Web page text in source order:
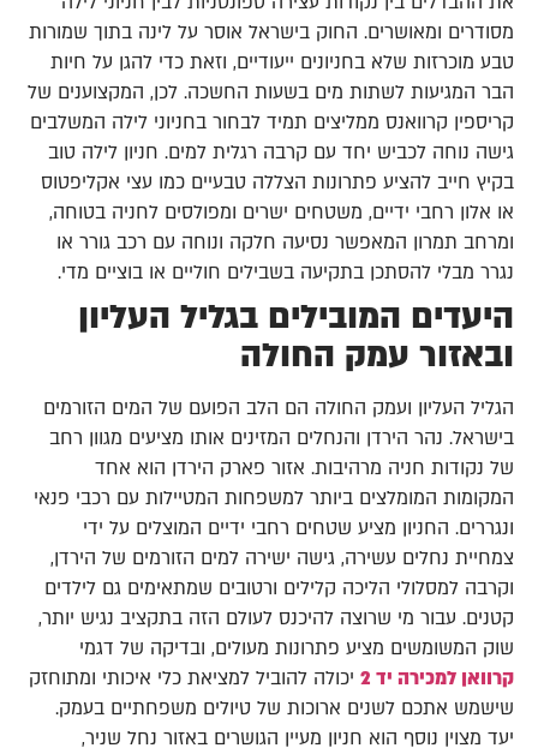
מסודרים ומאושרים. החוק בישראל אוסר על לינה בתוך שמורות
טבע מוכרזות שלא בחניונים ייעודיים, וזאת כדי להגן על חיות
הבר המגיעות לשתות מים בשעות החשכה. לכן, המקצוענים של
קריספין קרוואנס ממליצים תמיד לבחור בחניוני לילה המשלבים
גישה נוחה לכביש יחד עם קרבה רגלית למים. חניון לילה טוב
בקיץ חייב להציע פתרונות הצללה טבעיים כמו עצי אקליפטוס
או אלון רחבי ידיים, משטחים ישרים ומפולסים לחניה בטוחה,
ומרחב תמרון המאפשר נסיעה חלקה ונוחה עם רכב גורר או
נגרר מבלי להסתכן בתקיעה בשבילים חוליים או בוציים מדי.
היעדים המובילים בגליל העליון
ובאזור עמק החולה
הגליל העליון ועמק החולה הם הלב הפועם של המים הזורמים
בישראל. נהר הירדן והנחלים המזינים אותו מציעים מגוון רחב
של נקודות חניה מרהיבות. אזור פארק הירדן הוא אחד
המקומות המומלצים ביותר למשפחות המטיילות עם רכבי פנאי
ונגררים. החניון מציע שטחים רחבי ידיים המוצלים על ידי
צמחיית נחלים עשירה, גישה ישירה למים הזורמים של הירדן,
וקרבה למסלולי הליכה קלילים ורטובים שמתאימים גם לילדים
קטנים. עבור מי שרוצה להיכנס לעולם הזה בתקציב נגיש יותר,
שוק המשומשים מציע פתרונות מעולים, ובדיקה של דגמי
קרוואן למכירה יד 2
יכולה להוביל למציאת כלי איכותי ומתוחזק
שישמש אתכם לשנים ארוכות של טיולים משפחתיים בעמק.
יעד מצוין נוסף הוא חניון מעיין הגושרים באזור נחל שניר,